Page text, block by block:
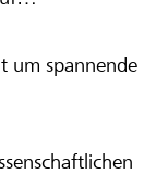
um spannende